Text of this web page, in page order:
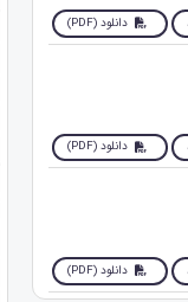
دانلود (PDF)
دانلود (PDF)
دانلود (PDF)